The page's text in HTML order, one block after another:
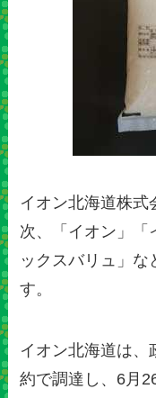
イオン北海道株式
次、「イオン」「
ックスバリュ」な
す。
イオン北海道は、
約で調達し、6月